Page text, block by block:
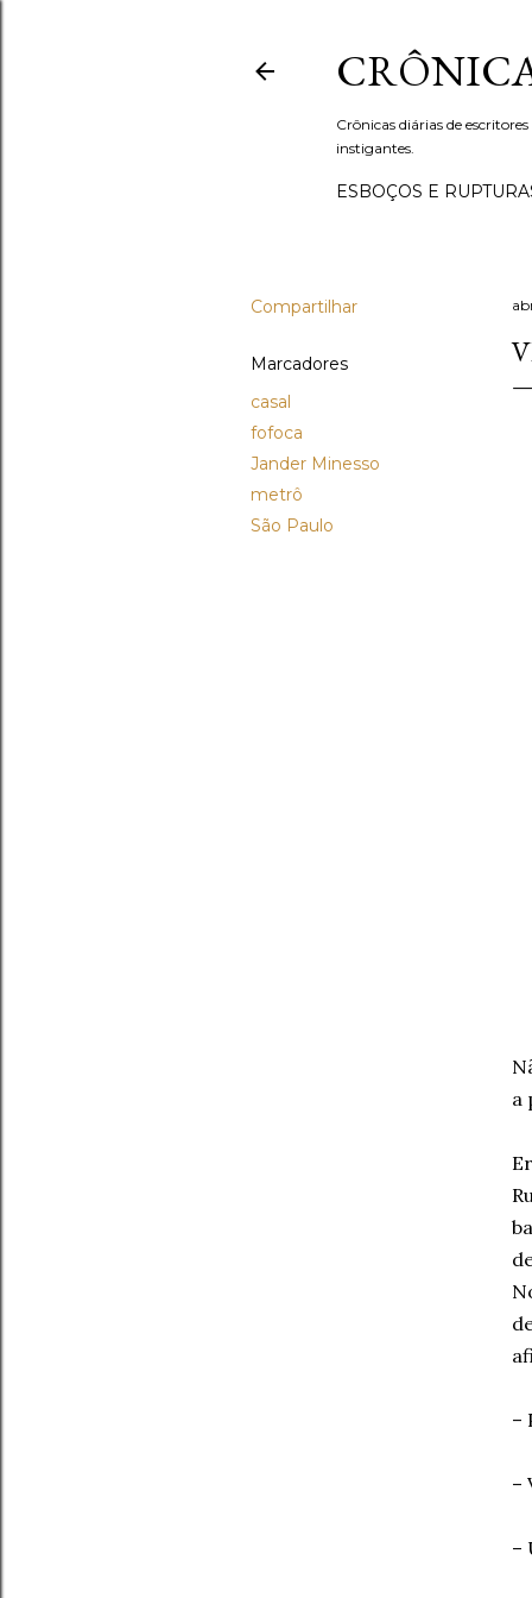
Crônicas diárias de
instigantes.
ESBOÇOS E
Compartilhar
Marcadores
casal
fofoca
Jander Minesso
metrô
São Paulo
a
–
–
–